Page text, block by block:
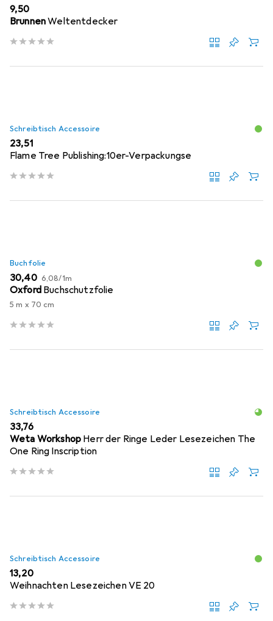
EUR
9,50
BrunnenWeltentdecker
Schreibtisch Accessoire
EUR
23,51
Flame Tree Publishing:10er-Verpackungse
Buchfolie
EUR
30,40 EUR
6,08/1m
Oxford Buchschutzfolie
5 m x 70 cm
Schreibtisch Accessoire
EUR
33,76
Weta Workshop Herr der Ringe Leder Lesezeichen The
One Ring Inscription
Schreibtisch Accessoire
EUR
13,20
Weihnachten Lesezeichen VE 20